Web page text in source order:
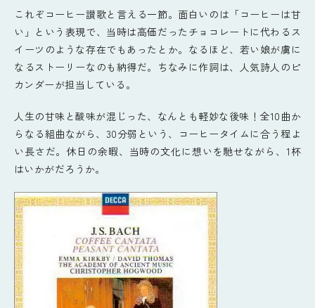
これぞコーヒー讃歌と言える一節。面白いのは「コーヒーは甘
い」という表現で、当時は高価だったチョコレートに代わるス
イーツのような存在でもあったとか。なるほど、若い娘が虜に
なるストーリーなのも納得だ。ちなみに作詞は、人気詩人のピ
カンダーが担当している。
人生の甘味と酸味が混じった、なんとも軽妙な後味！全10曲か
らなる組曲ながら、30分弱という、コーヒータイムに合う程よ
い長さだ。休日の余暇、当時の文化に想いを馳せながら、1杯
はいかがだろうか。